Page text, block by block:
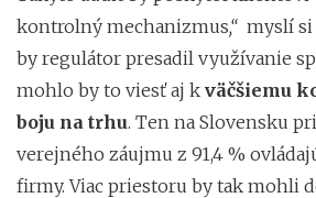
kontrolný mechanizmus,“ myslí si
by regulátor presadil využívanie
mohlo by to viesť aj k väčšiemu
boju na trhu. Ten na Slovensku
verejného záujmu z 91,4 %
firmy. Viac priestoru by tak mohli